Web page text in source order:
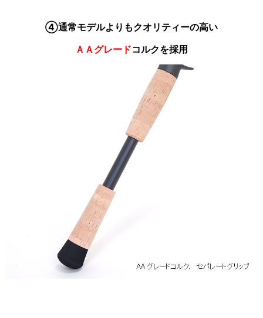
④通常モデルよりもクオリティーの高い
ＡＡグレードコルクを採用